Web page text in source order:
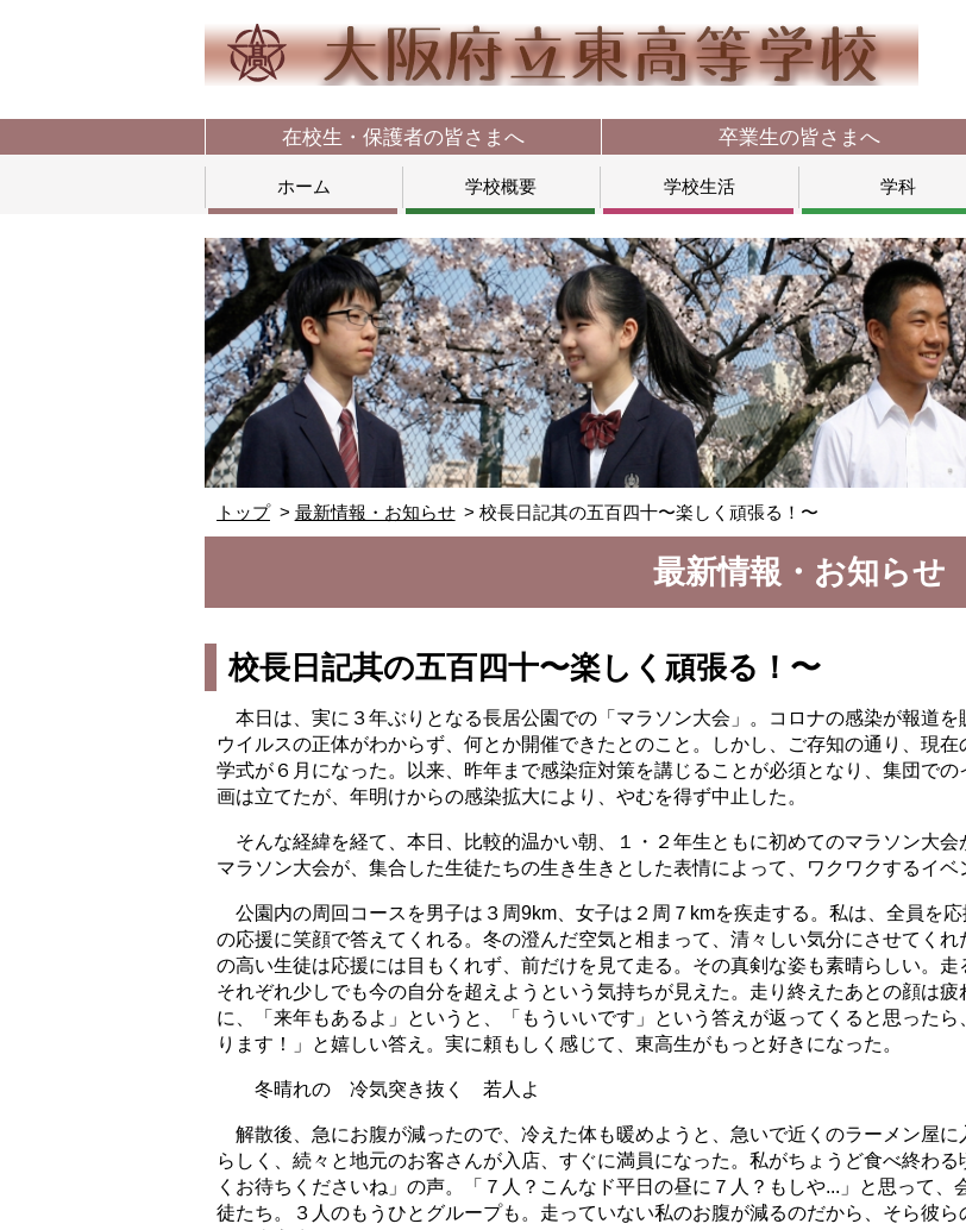
在校生・保護者の皆さまへ 卒業生の皆さまへ
ホーム 学校概要 学校生活 学科
トップ 最新情報・お知らせ 校長日記其の五百四十〜楽しく頑張る！〜
最新情報・お知らせ
校長日記其の五百四十〜楽しく頑張る！〜
本日は、実に３年ぶりとなる長居公園での「マラソン大会」。コロナの感染が報道
ウイルスの正体がわからず、何とか開催できたとのこと。しかし、ご存知の通り、現
学式が６月になった。以来、昨年まで感染症対策を講じることが必須となり、集団で
画は立てたが、年明けからの感染拡大により、やむを得ず中止した。
そんな経緯を経て、本日、比較的温かい朝、１・２年生ともに初めてのマラソン大
マラソン大会が、集合した生徒たちの生き生きとした表情によって、ワクワクするイベ
公園内の周回コースを男子は３周9km、女子は２周７kmを疾走する。私は、全員を
の応援に笑顔で答えてくれる。冬の澄んだ空気と相まって、清々しい気分にさせてく
の高い生徒は応援には目もくれず、前だけを見て走る。その真剣な姿も素晴らしい。走
それぞれ少しでも今の自分を超えようという気持ちが見えた。走り終えたあとの顔は
に、「来年もあるよ」というと、「もういいです」という答えが返ってくると思った
ります！」と嬉しい答え。実に頼もしく感じて、東高生がもっと好きになった。
冬晴れの 冷気突き抜く 若人よ
解散後、急にお腹が減ったので、冷えた体も暖めようと、急いで近くのラーメン屋
らしく、続々と地元のお客さんが入店、すぐに満員になった。私がちょうど食べ終わ
くお待ちくださいね」の声。「７人？こんなド平日の昼に７人？もしや...」と思って
徒たち。３人のもうひとグループも。走っていない私のお腹が減るのだから、そら彼